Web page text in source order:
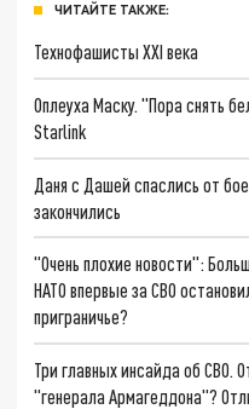
ЧИТАЙТЕ ТАКЖЕ:
Технофашисты XXI века
Оплеуха Маску. "Пора снять
Starlink
Даня с Дашей спаслись от
закончились
"Очень плохие новости":
НАТО впервые за СВО
приграничье?
Три главных инсайда об СВО.
"генерала Армагеддона"?